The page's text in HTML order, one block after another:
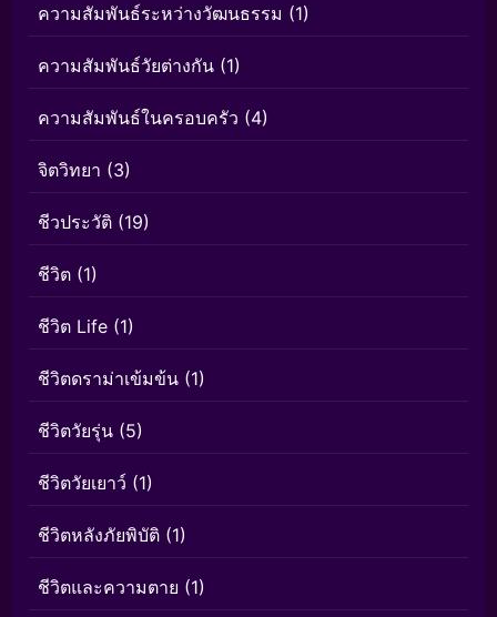
ความสัมพันธ์ระหว่างวัฒนธรรม (1)
ความสัมพันธ์วัยต่างกัน (1)
ความสัมพันธ์ในครอบครัว (4)
จิตวิทยา (3)
ชีวประวัติ (19)
ชีวิต (1)
ชีวิต Life (1)
ชีวิตดราม่าเข้มข้น (1)
ชีวิตวัยรุ่น (5)
ชีวิตวัยเยาว์ (1)
ชีวิตหลังภัยพิบัติ (1)
ชีวิตและความตาย (1)